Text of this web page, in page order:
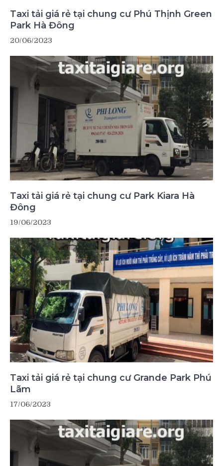
Taxi tải giá rẻ tại chung cư Phú Thịnh Green
Park Hà Đông
20/06/2023
Taxi tải giá rẻ tại chung cư Park Kiara Hà
Đông
19/06/2023
Taxi tải giá rẻ tại chung cư Grande Park Phú
Lãm
17/06/2023